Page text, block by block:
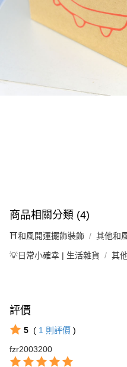
商品相關分類 (4)
⛩️和風開運擺飾裝飾 其他和
💡日常小確幸 | 生活雜貨 其
評價
5 ( 1 則評價 )
fzr2003200